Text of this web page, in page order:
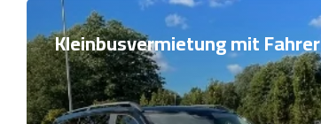
Kleinbusvermietung mit Fahrer